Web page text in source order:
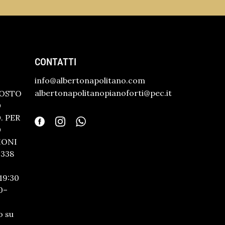
PER
su
CONTATTI
info@albertonapolitano.com
albertonapolitanopianoforti@pec.it